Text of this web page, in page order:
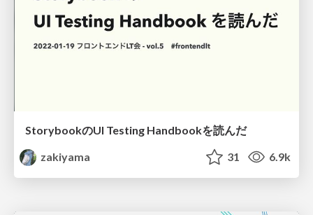
StorybookのUI Testing Handbookを読んだ
zakiyama
31 6.9k